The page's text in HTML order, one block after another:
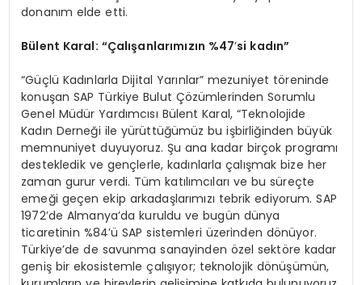
donanım elde etti.
Bülent Karal: “Çalışanlarımızın %47’si kadın”
“Güçlü Kadınlarla Dijital Yarınlar” mezuniyet töreninde
konuşan SAP Türkiye Bulut Çözümlerinden Sorumlu
Genel Müdür Yardımcısı Bülent Karal, “Teknolojide
Kadın Derneği ile yürüttüğümüz bu işbirliğinden büyük
memnuniyet duyuyoruz. Şu ana kadar birçok programı
destekledik ve gençlerle, kadınlarla çalışmak bize her
zaman gurur verdi. Tüm katılımcıları ve bu süreçte
emeği geçen ekip arkadaşlarımızı tebrik ediyorum. SAP
1972’de Almanya’da kuruldu ve bugün dünya
ticaretinin %84’ü SAP sistemleri üzerinden dönüyor.
Türkiye’de de savunma sanayinden özel sektöre kadar
geniş bir ekosistemle çalışıyor; teknolojik dönüşümün,